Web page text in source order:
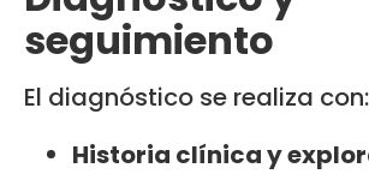
seguimiento
El diagnóstico se realiza con:
Historia clínica y